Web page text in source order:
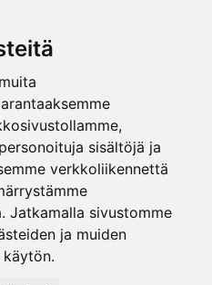
sisältöjä ja
verkkoliikennettä
Jatkamalla sivustomme
ja muiden